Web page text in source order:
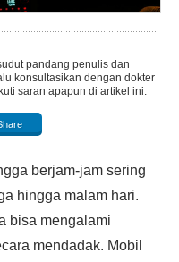
pandang penulis dan
konsultasikan dengan dokter
saran apapun di artikel ini.
berjam-jam sering
hingga malam hari.
bisa mengalami
mendadak. Mobil